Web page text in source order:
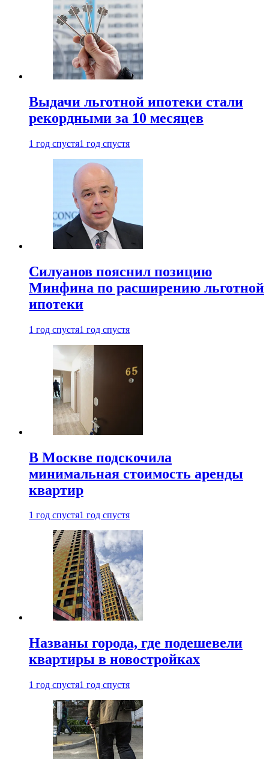
Выдачи льготной ипотеки стали
рекордными за 10 месяцев
1 год спустя1 год спустя
Силуанов пояснил позицию
Минфина по расширению льготной
ипотеки
1 год спустя1 год спустя
В Москве подскочила
минимальная стоимость аренды
квартир
1 год спустя1 год спустя
Названы города, где подешевели
квартиры в новостройках
1 год спустя1 год спустя